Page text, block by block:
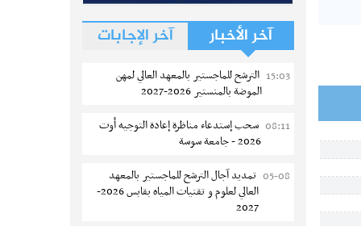
آخر الأخبار آخر الإجابات
15:03 الترشح للماجستير بالمعهد العالي لمهن
الموضة بالمنستير 2026-2027
08:11 سحب إستدعاء مناظرة إعادة التوجيه أوت
2026 - جامعة سوسة
05-08 تمديد آجال الترشح للماجستير بالمعهد
العالي لعلوم و تقنيات المياه بقابس 2026-
2027